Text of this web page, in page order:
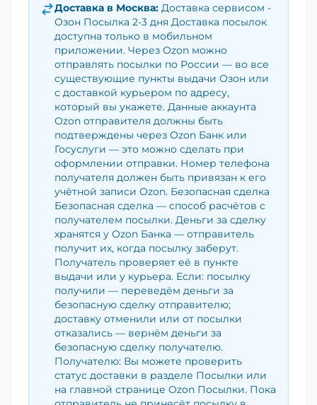
Доставка в Москва: Доставка сервисом -
Озон Посылка 2-3 дня Доставка посылок
доступна только в мобильном
приложении. Через Ozon можно
отправлять посылки по России — во все
существующие пункты выдачи Озон или
с доставкой курьером по адресу,
который вы укажете. Данные аккаунта
Ozon отправителя должны быть
подтверждены через Ozon Банк или
Госуслуги — это можно сделать при
оформлении отправки. Номер телефона
получателя должен быть привязан к его
учётной записи Ozon. Безопасная сделка
Безопасная сделка — способ расчётов с
получателем посылки. Деньги за сделку
хранятся у Ozon Банка — отправитель
получит их, когда посылку заберут.
Получатель проверяет её в пункте
выдачи или у курьера. Если: посылку
получили — переведём деньги за
безопасную сделку отправителю;
доставку отменили или от посылки
отказались — вернём деньги за
безопасную сделку получателю.
Получателю: Вы можете проверить
статус доставки в разделе Посылки или
на главной странице Ozon Посылки. Пока